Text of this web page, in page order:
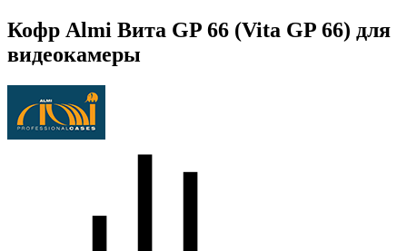
Кофр Almi Вита GP 66 (Vita GP 66) для
видеокамеры